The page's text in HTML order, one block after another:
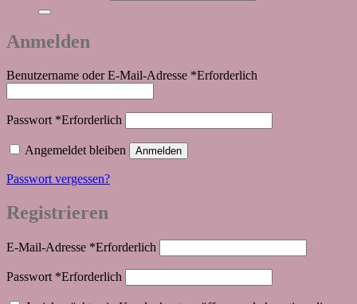
Anmelden
Benutzername oder E-Mail-Adresse *Erforderlich
Passwort *Erforderlich
Angemeldet bleiben Anmelden
Passwort vergessen?
Registrieren
E-Mail-Adresse *Erforderlich
Passwort *Erforderlich